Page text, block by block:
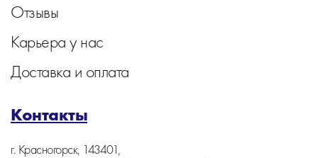
Отзывы
Карьера у нас
Доставка и оплата
Контакты
г. Красногорск, 143401,